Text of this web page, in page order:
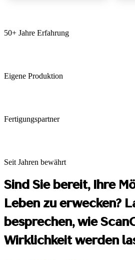
50+ Jahre Erfahrung
Eigene Produktion
Fertigungspartner
Seit Jahren bewährt
Sind Sie bereit, Ihre
Leben zu erwecken?
besprechen, wie
Wirklichkeit werden